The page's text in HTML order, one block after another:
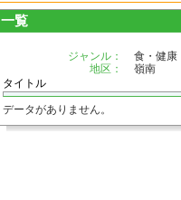
一覧
ジャンル：
食・健康
地区：
嶺南
タイトル
データがありません。